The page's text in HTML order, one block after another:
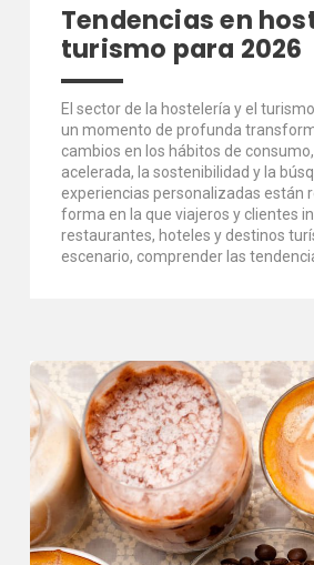
Tendencias en
turismo para 2026
El sector de la hostelería y el
un momento de profunda
cambios en los hábitos de
acelerada, la sostenibilidad y la
experiencias personalizadas están
forma en la que viajeros y clientes
restaurantes, hoteles y destinos
escenario, comprender las